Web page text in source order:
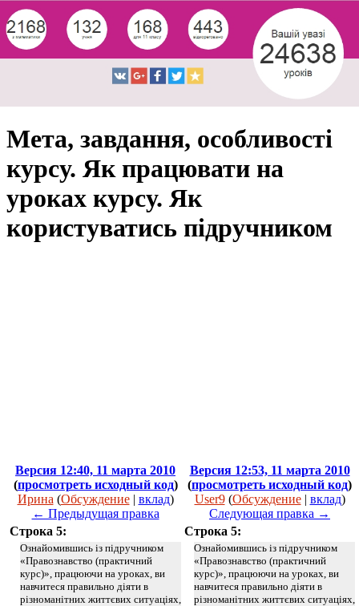
Мета, завдання, особливості
курсу. Як працювати на
уроках курсу. Як
користуватись підручником
Версия 12:40, 11 марта 2010
(просмотреть исходный код)
Ирина (Обсуждение| вклад)
← Предыдущая правка
Версия 12:53, 11 марта 2010
(просмотреть исходный код)
User9 (Обсуждение| вклад)
Следующая правка →
Строка 5:
Строка 5:
Ознайомившись із підручником
«Правознавство (практичний
курс)», працюючи на уроках, ви
навчитеся правильно діяти в
різноманітних життєвих ситуаціях,
Ознайомившись із підручником
«Правознавство (практичний
курс)», працюючи на уроках, ви
навчитеся правильно діяти в
різноманітних життєвих ситуаціях,